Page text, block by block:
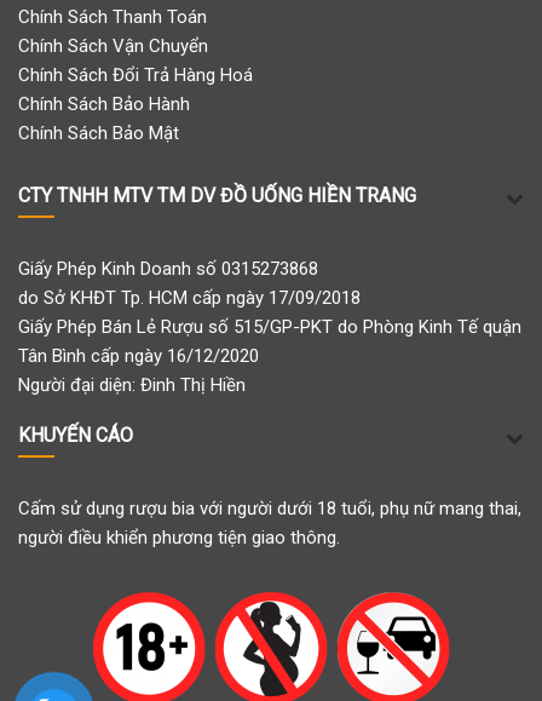
Chính Sách Thanh Toán
Chính Sách Vận Chuyển
Chính Sách Đổi Trả Hàng Hoá
Chính Sách Bảo Hành
Chính Sách Bảo Mật
CTY TNHH MTV TM DV ĐỒ UỐNG HIỀN TRANG
Giấy Phép Kinh Doanh số 0315273868
do Sở KHĐT Tp. HCM cấp ngày 17/09/2018
Giấy Phép Bán Lẻ Rượu số 515/GP-PKT do Phòng Kinh Tế quận
Tân Bình cấp ngày 16/12/2020
Người đại diện: Đinh Thị Hiền
KHUYẾN CÁO
Cấm sử dụng rượu bia với người dưới 18 tuổi, phụ nữ mang thai,
người điều khiển phương tiện giao thông.